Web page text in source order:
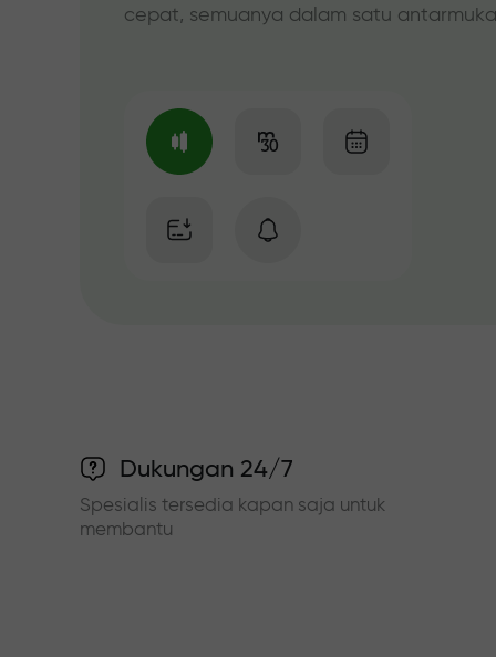
cepat, semuanya dalam satu
Dukungan 24/7
Spesialis tersedia kapan saja untuk
membantu